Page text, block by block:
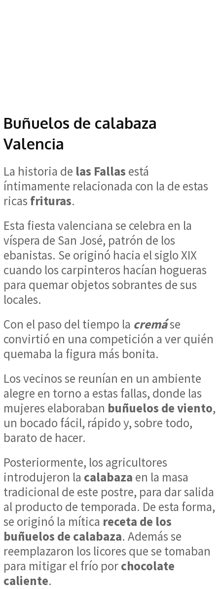
Buñuelos de calabaza
Valencia
La historia de las Fallas está
íntimamente relacionada con la de estas
ricas frituras.
Esta fiesta valenciana se celebra en la
víspera de San José, patrón de los
ebanistas. Se originó hacia el siglo XIX
cuando los carpinteros hacían hogueras
para quemar objetos sobrantes de sus
locales.
Con el paso del tiempo la cremáse
convirtió en una competición a ver quién
quemaba la figura más bonita.
Los vecinos se reunían en un ambiente
alegre en torno a estas fallas, donde las
mujeres elaboraban buñuelos de viento,
un bocado fácil, rápido y, sobre todo,
barato de hacer.
Posteriormente, los agricultores
introdujeron la calabaza en la masa
tradicional de este postre, para dar salida
al producto de temporada. De esta forma,
se originó la mítica receta de los
buñuelos de calabaza. Además se
reemplazaron los licores que se tomaban
para mitigar el frío porchocolate
caliente.